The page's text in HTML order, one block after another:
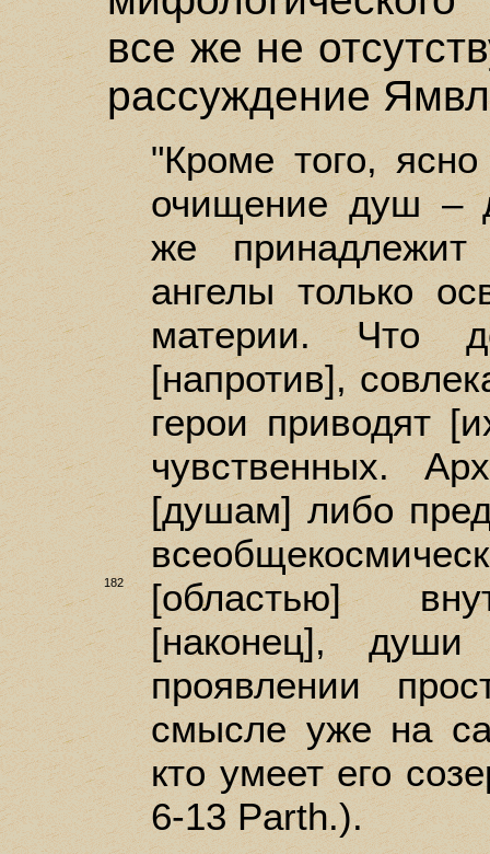
все же не
рассуждение
"Кроме того,
очищение душ –
же
ангелы только
материи. Что
[напротив],
герои приводят
чувственных.
[душам] либо
[областью]
182
[наконец],
проявлении
смысле уже на
кто умеет его
6-13 Parth.).